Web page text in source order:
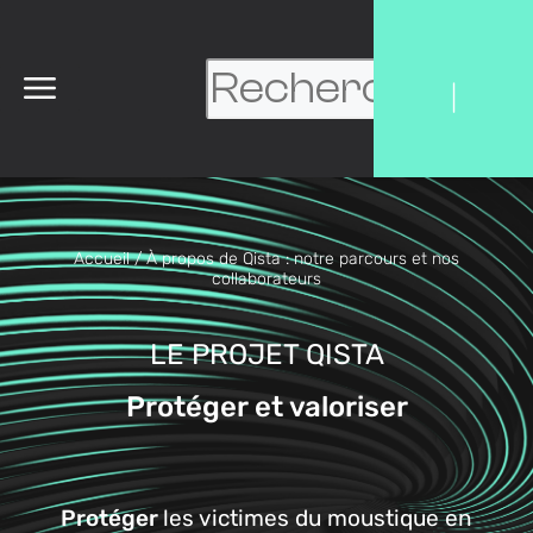
Accueil/À propos de Qista : notre parcours et nos
collaborateurs
LE PROJET QISTA
Protéger et valoriser
Protéger les victimes du moustique en